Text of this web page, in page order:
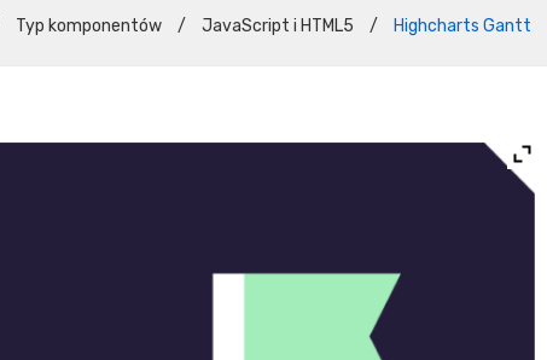
STRONA GŁÓWNA KATEGORIA
Typ komponentów / JavaScript i HTML5 / Highcharts Gantt